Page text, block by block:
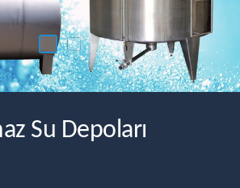
Su Depoları